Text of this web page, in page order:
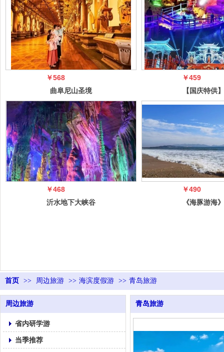
￥568
曲阜尼山圣境
+台儿庄璀璨夜
色古城 2日游
￥459
【国庆特供
琊古城｜竹
￥468
沂水地下大峡谷
￥490
《海豚游海
首页 >> 周边旅游 >> 海滨度假游 >> 青岛旅游
周边旅游
省内研学游
当季推荐
青岛旅游